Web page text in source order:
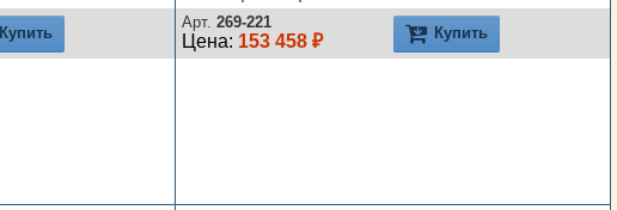
Купить
Арт.269-221
Цена: 153 458 ₽ Купить